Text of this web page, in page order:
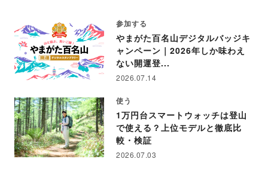
参加する
やまがた百名山デジタルバッジキ
ャンペーン｜2026年しか味わえ
ない開運登...
2026.07.14
使う
1万円台スマートウォッチは登山
で使える？上位モデルと徹底比
較・検証
2026.07.03